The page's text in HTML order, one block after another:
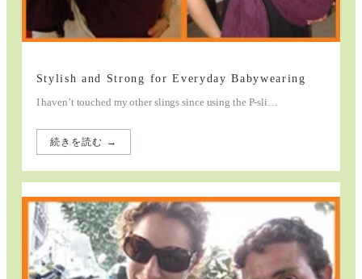
Stylish and Strong for Everyday Babywearing
I haven’t touched my other slings since using the P-sli…
続きを読む →
:
and
Strong
for
Everyday
Babywearing